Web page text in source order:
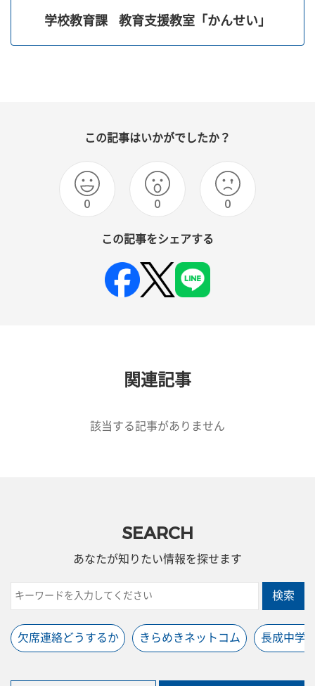
学校教育課 教育支援教室「かんせい」
この記事はいかがでしたか？
0 0 0
この記事をシェアする
関連記事
該当する記事がありません
SEARCH
あなたが知りたい情報を探せます
検索
欠席連絡どうするか きらめきネットコム 長成中学